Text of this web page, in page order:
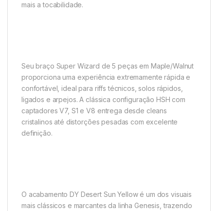
mais a tocabilidade.
Seu braço Super Wizard de 5 peças em Maple/Walnut
proporciona uma experiência extremamente rápida e
confortável, ideal para riffs técnicos, solos rápidos,
ligados e arpejos. A clássica configuração HSH com
captadores V7, S1 e V8 entrega desde cleans
cristalinos até distorções pesadas com excelente
definição.
O acabamento DY Desert Sun Yellow é um dos visuais
mais clássicos e marcantes da linha Genesis, trazendo